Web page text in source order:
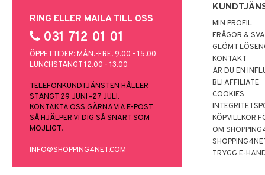
RING ELLER MAILA TILL OSS
031 712 01 01
ÖPPETTIDER: MÅN.-FRE. 9.00 - 15.00
LUNCHSTÄNGT 12.00 - 13.00
TELEFONKUNDTJÄNSTEN HÅLLER
STÄNGT 29 JUNI–27 JULI.
KONTAKTA OSS GÄRNA VIA E-POST
SÅ HJÄLPER VI DIG SÅ SNART SOM
MÖJLIGT.
INFO@SHOPPING4NET.COM
MIN PROFIL
FRÅGOR &
GLÖMT
KONTAKT
ÄR DU EN
BLI AFFILIATE
COOKIES
KÖPVILLKOR
OM
TRYGG E-